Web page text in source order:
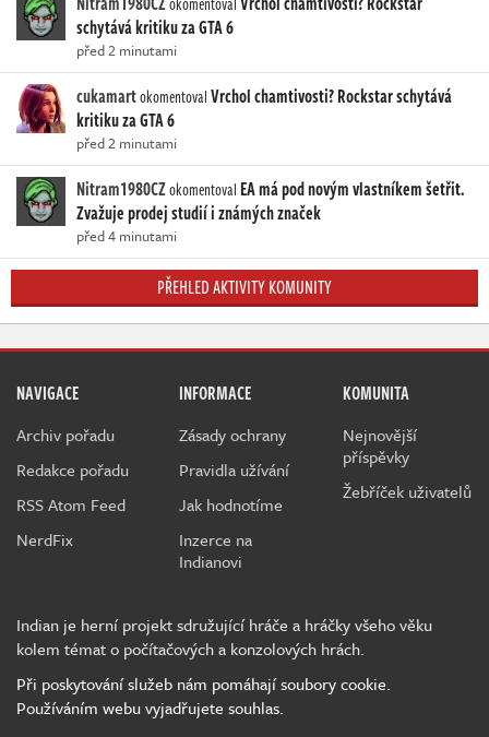
schytává kritiku za GTA 6
před 2 minutami
cukamartokomentovalVrchol chamtivosti? Rockstar schytává
kritiku za GTA 6
před 2 minutami
Nitram1980CZokomentoval EA má pod novým vlastníkem šetřit.
Zvažuje prodej studií i známých značek
před 4 minutami
PŘEHLED AKTIVITY KOMUNITY
NAVIGACE
Archiv pořadu
Redakce pořadu
RSS Atom Feed
NerdFix
INFORMACE
Zásady ochrany
Pravidla užívání
Jak hodnotíme
Inzerce na
Indianovi
KOMUNITA
Nejnovější
příspěvky
Žebříček uživatelů
Indian je herní projekt sdružující hráče a hráčky všeho věku
kolem témat o počítačových a konzolových hrách.
Při poskytování služeb nám pomáhají soubory cookie.
Používáním webu vyjadřujete souhlas.